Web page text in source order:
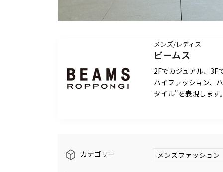
メンズ/レディス
ビームス
2Fでカジュアル、3F
ハイファッション、
タイル"を表現します
カテゴリー メンズファッション